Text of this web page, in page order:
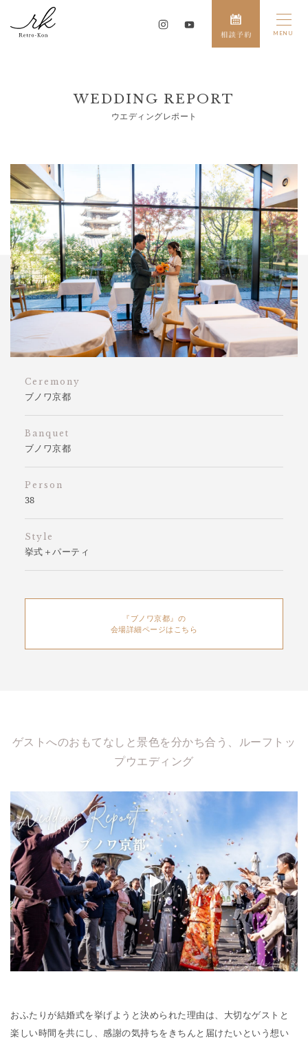
WEDDING REPORT
ウエディングレポート
Ceremony
ブノワ京都
Banquet
ブノワ京都
Person
38
Style
挙式＋パーティ
『ブノワ京都』の
会場詳細ページはこちら
ゲストへのおもてなしと景色を分かち合う、ルーフトッ
プウエディング
おふたりが結婚式を挙げようと決められた理由は、大切なゲストと
楽しい時間を共にし、感謝の気持ちをきちんと届けたいという想い